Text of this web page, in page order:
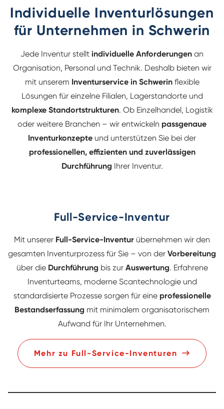
Individuelle Inventurlösungen
für Unternehmen in Schwerin
Jede Inventur stellt individuelle Anforderungen an
Organisation, Personal und Technik. Deshalb bieten wir
mit unserem Inventurservice in Schwerinflexible
Lösungen für einzelne Filialen, Lagerstandorte und
komplexe Standortstrukturen. Ob Einzelhandel, Logistik
oder weitere Branchen – wir entwickeln passgenaue
Inventurkonzepte und unterstützen Sie bei der
professionellen, effizienten und zuverlässigen
Durchführung Ihrer Inventur.
Full-Service-Inventur
Mit unserer Full-Service-Inventur übernehmen wir den
gesamten Inventurprozess für Sie – von der Vorbereitung
über dieDurchführung bis zur Auswertung. Erfahrene
Inventurteams, moderne Scantechnologie und
standardisierte Prozesse sorgen für eineprofessionelle
Bestandserfassung mit minimalem organisatorischem
Aufwand für Ihr Unternehmen.
Mehr zu Full-Service-Inventuren